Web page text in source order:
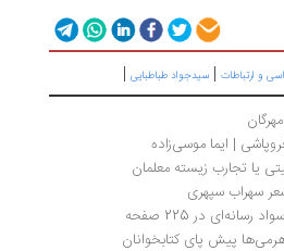
|سیدجواد طباطبایی|
| ایما موسی‌زاده
زیسته معلمان
سپهری
225 صفحه